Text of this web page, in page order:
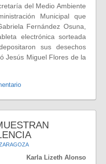
del Medio Ambiente
Municipal que
Fernández Osuna,
electrónica sorteada
sus desechos
Jesús Miguel Flores de la
Karla Lizeth Alonso